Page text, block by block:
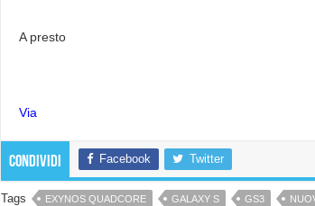
A presto
Via
Condividi Facebook Twitter
Tags EXYNOS QUADCORE GALAXY S GS3